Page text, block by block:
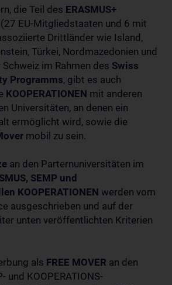
die Teil des ERASMUS+
EU-Mitgliedstaaten und 6 mit
Drittländer wie Island,
Türkei, Nordmazedonien und
im Rahmen des Swiss
Programms, gibt es auch
KOOPERATIONEN mit anderen
Universitäten, an denen ein
ermöglicht wird, sowie die
mobil zu sein.
an den Parternuniversitäten im
SEMP und
KOOPERATIONEN werden vom
ausgeschrieben und auf der
unten veröffentlichten Kriterien
als FREE MOVER an den
und KOOPERATIONS-